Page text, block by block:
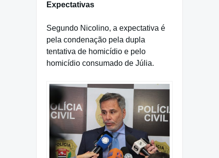
Expectativas
Segundo Nicolino, a expectativa é
pela condenação pela dupla
tentativa de homicídio e pelo
homicídio consumado de Júlia.